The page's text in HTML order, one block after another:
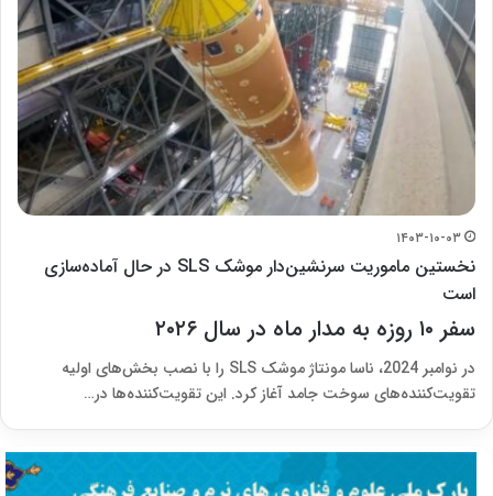
۱۴۰۳-۱۰-۰۳
نخستین ماموریت سرنشین‌دار موشک SLS در حال آماده‌سازی
است
سفر ۱۰ روزه به مدار ماه در سال ۲۰۲۶
در نوامبر 2024، ناسا مونتاژ موشک SLS را با نصب بخش‌های اولیه
تقویت‌کننده‌های سوخت جامد آغاز کرد. این تقویت‌کننده‌ها در…